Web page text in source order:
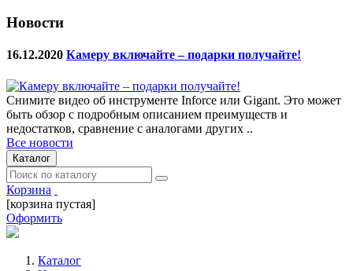
Новости
16.12.2020 Камеру включайте – подарки получайте!
Снимите видео об инструменте Inforce или Gigant. Это может
быть обзор с подробным описанием преимуществ и
недостатков, сравнение с аналогами других ..
Все новости
Каталог
Корзина
[корзина пустая]
Оформить
Каталог